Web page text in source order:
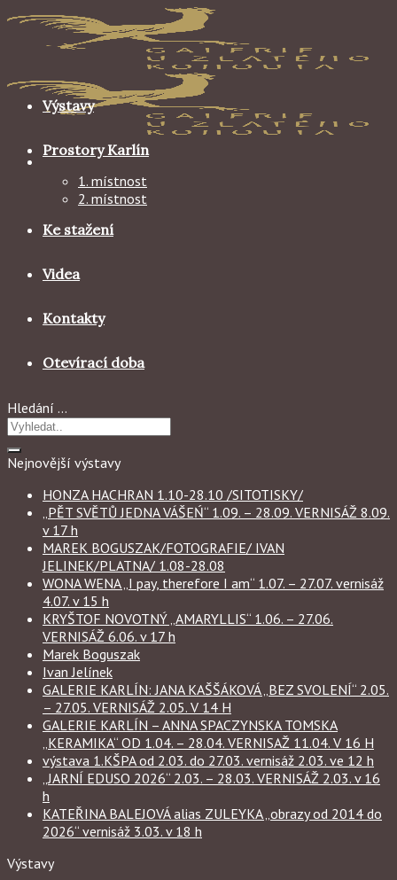
Skip
content
Výstavy
Prostory Karlín
1. místnost
2. místnost
Ke stažení
Videa
Kontakty
Otevírací doba
Hledání …
Nejnovější výstavy
HONZA HACHRAN 1.10-28.10 /SITOTISKY/
„PĚT SVĚTŮ JEDNA VÁŠEŃ“ 1.09. – 28.09. VERNISÁŽ 8.09.
v 17 h
MAREK BOGUSZAK/FOTOGRAFIE/ IVAN
JELINEK/PLATNA/ 1.08-28.08
WONA WENA „I pay, therefore I am“ 1.07. – 27.07. vernisáž
4.07. v 15 h
KRYŠTOF NOVOTNÝ „AMARYLLIS“ 1.06. – 27.06.
VERNISÁŽ 6.06. v 17 h
Marek Boguszak
Ivan Jelínek
GALERIE KARLÍN: JANA KAŠŠÁKOVÁ „BEZ SVOLENÍ“ 2.05.
– 27.05. VERNISÁŽ 2.05. V 14 H
GALERIE KARLÍN – ANNA SPACZYNSKA TOMSKA
„KERAMIKA“ OD 1.04. – 28.04. VERNISAŽ 11.04. V 16 H
výstava 1.KŠPA od 2.03. do 27.03. vernisáž 2.03. ve 12 h
„JARNÍ EDUSO 2026“ 2.03. – 28.03. VERNISÁŽ 2.03. v 16
h
KATEŘINA BALEJOVÁ alias ZULEYKA „obrazy od 2014 do
2026“ vernisáž 3.03. v 18 h
Výstavy